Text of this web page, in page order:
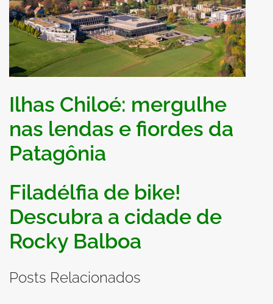
Ilhas Chiloé: mergulhe
nas lendas e fiordes da
Patagônia
Filadélfia de bike!
Descubra a cidade de
Rocky Balboa
Posts Relacionados